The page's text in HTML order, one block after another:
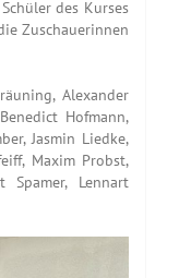
des Kurses
Zuschauerinnen
Alexander
Hofmann,
Jasmin Liedke,
Maxim Probst,
Spamer, Lennart